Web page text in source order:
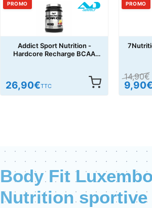
PROMO
Addict Sport Nutrition -
Hardcore Recharge BCAA
26,90€TTC
PROMO
14,90€
9,90€
Body Fit
Nutrition sportive